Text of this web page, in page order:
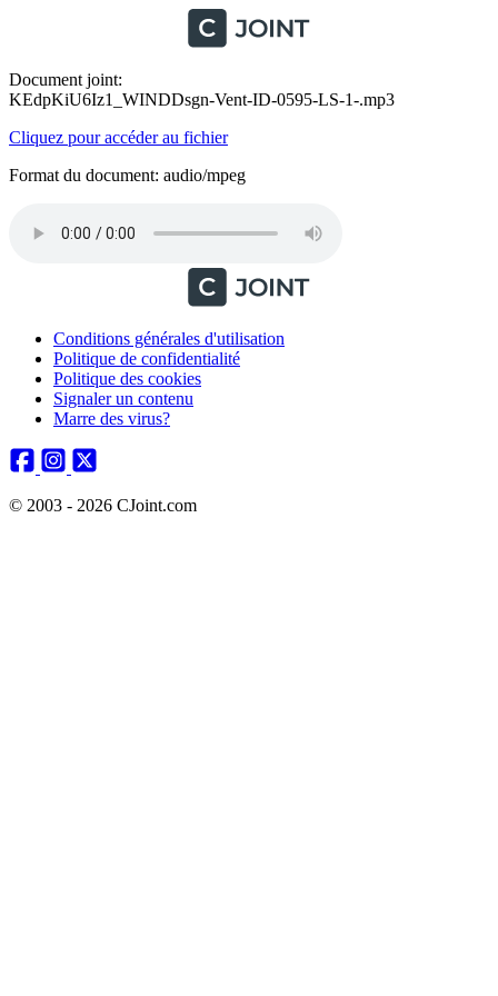
Document joint:
KEdpKiU6Iz1_WINDDsgn-Vent-ID-0595-LS-1-.mp3
Cliquez pour accéder au fichier
Format du document: audio/mpeg
Conditions générales d'utilisation
Politique de confidentialité
Politique des cookies
Signaler un contenu
Marre des virus?
© 2003 - 2026 CJoint.com